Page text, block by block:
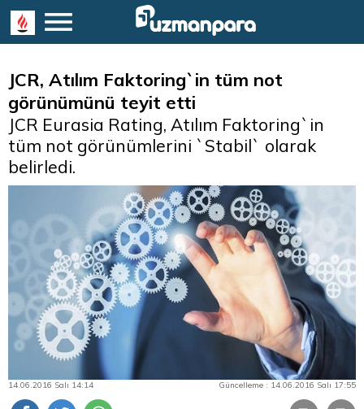
JCR, Atılım Faktoring`in tüm not
görünümünü teyit etti
JCR Eurasia Rating, Atılım Faktoring`in
tüm not görünümlerini `Stabil` olarak
belirledi.
14.06.2016 Salı 14:14 Güncelleme : 14.06.2016 Salı 17:55